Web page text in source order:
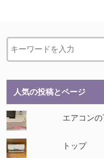
人気の投稿とページ
エアコン
トップ